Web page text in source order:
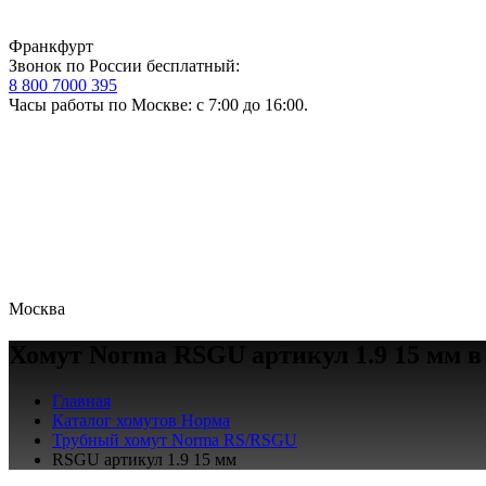
Франкфурт
Звонок по России бесплатный:
8 800 7000 395
Часы работы по Москве: с 7:00 до 16:00.
Москва
Хомут Norma RSGU артикул 1.9 15 мм в
Главная
Каталог хомутов Норма
Трубный хомут Norma RS/RSGU
RSGU артикул 1.9 15 мм